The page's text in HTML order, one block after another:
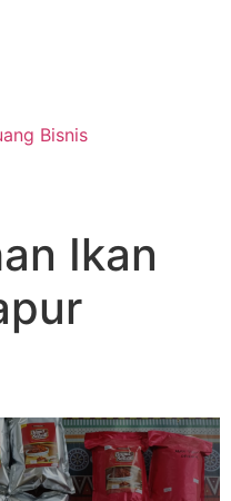
Bisnis
Ikan